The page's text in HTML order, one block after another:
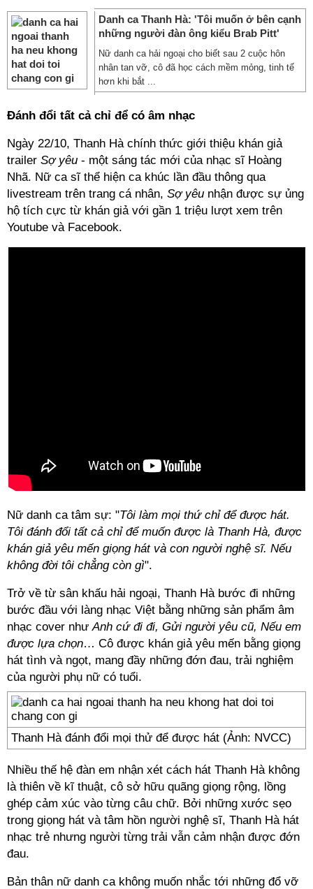
Danh ca Thanh Hà: 'Tôi muốn ở bên cạnh
những người đàn ông kiểu Brab Pitt'
Nữ danh ca hải ngoại cho biết sau 2 cuộc hôn
nhân tan vỡ, cô đã học cách mềm mỏng, tinh tế
hơn khi bắt ...
Đánh đổi tất cả chỉ để có âm nhạc
Ngày 22/10, Thanh Hà chính thức giới thiệu khán giả
trailer Sợ yêu - một sáng tác mới của nhạc sĩ Hoàng
Nhã. Nữ ca sĩ thể hiện ca khúc lần đầu thông qua
livestream trên trang cá nhân, Sợ yêu nhận được sự ủng
hộ tích cực từ khán giả với gần 1 triệu lượt xem trên
Youtube và Facebook.
Nữ danh ca tâm sự: "Tôi làm mọi thứ chỉ để được hát.
Tôi đánh đổi tất cả chỉ để muốn được là Thanh Hà, được
khán giả yêu mến giọng hát và con người nghệ sĩ. Nếu
không đời tôi chẳng còn gì".
Trở về từ sân khấu hải ngoại, Thanh Hà bước đi những
bước đầu với làng nhạc Việt bằng những sản phẩm âm
nhạc cover nhưAnh cứ đi đi, Gửi người yêu cũ, Nếu em
được lựa chọn… Cô được khán giả yêu mến bằng giọng
hát tình và ngọt, mang đầy những đớn đau, trải nghiệm
của người phụ nữ có tuổi.
Thanh Hà đánh đổi mọi thử để được hát (Ảnh: NVCC)
Nhiều thế hệ đàn em nhận xét cách hát Thanh Hà không
là thiên về kĩ thuật, cô sở hữu quãng giọng rộng, lồng
ghép cảm xúc vào từng câu chữ. Bởi những xước sẹo
trong giọng hát và tâm hồn người nghệ sĩ, Thanh Hà hát
nhạc trẻ nhưng người từng trải vẫn cảm nhận được đớn
đau.
Bản thân nữ danh ca không muốn nhắc tới những đổ vỡ